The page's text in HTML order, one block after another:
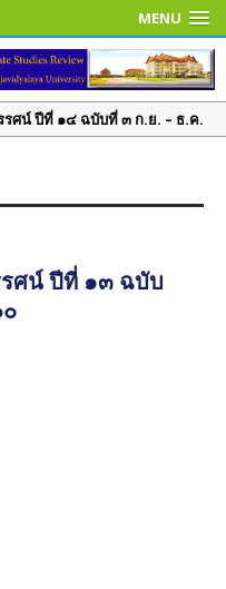
MENU
ศน์ ปีที่ ๑๔ ฉบับที่ ๓ ก.ย. – ธ.ค.
ศน์ ปีที่ ๑๔ ฉบับที่ ๑ ม.ค. – เม.ย.
ศน์ ปีที่ ๑๓ ฉบับที่ ๒ พ.ค.– ส.ค.
น์ ปีที่ ๑๓ ฉบับพิเศษ เล่ม ๓
ศน์ ปีที่ ๑๓ ฉบับ